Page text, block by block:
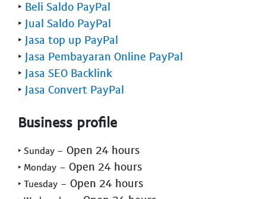
‣ Beli Saldo PayPal
‣ Jual Saldo PayPal
‣ Jasa top up PayPal
‣ Jasa Pembayaran Online PayPal
‣ Jasa SEO Backlink
‣ Jasa Convert PayPal
Business profile
‣ Sunday - Open 24 hours
‣ Monday - Open 24 hours
‣ Tuesday - Open 24 hours